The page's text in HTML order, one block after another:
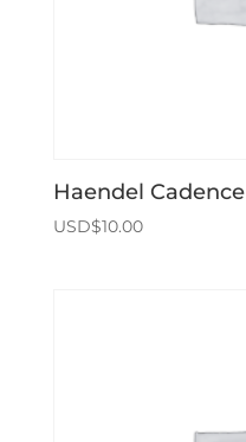
Haendel Cadence
USD$10.00